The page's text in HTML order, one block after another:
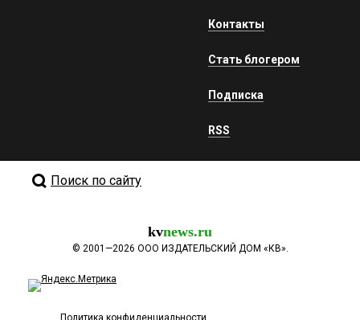
Контакты
Стать блогером
Подписка
RSS
Поиск по сайту
kvnews.ru
© 2001—2026 ООО ИЗДАТЕЛЬСКИЙ ДОМ «КВ».